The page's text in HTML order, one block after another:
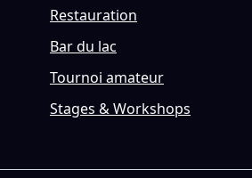
Restauration
Bar du lac
Tournoi amateur
Stages & Workshops